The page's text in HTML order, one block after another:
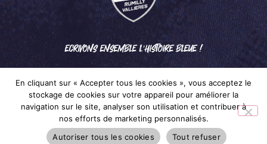
ECRIVONS ENSEMBLE L'HISTOIRE BLEUE !
Mentions légales – © 2024 GFA RUMILLY VALLIÈRES
En cliquant sur « Accepter tous les cookies », vous acceptez le
stockage de cookies sur votre appareil pour améliorer la
navigation sur le site, analyser son utilisation et contribuer à
nos efforts de marketing personnalisés.
Autoriser tous les cookies
Tout refuser